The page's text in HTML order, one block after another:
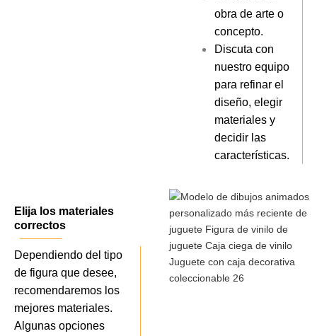
obra de arte o
concepto.
Discuta con
nuestro equipo
para refinar el
diseño, elegir
materiales y
decidir las
características.
Elija los materiales
correctos
Dependiendo del tipo
de figura que desee,
recomendaremos los
mejores materiales.
Algunas opciones